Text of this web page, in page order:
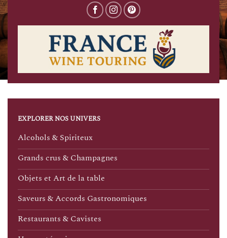
EXPLORER NOS UNIVERS
Alcohols & Spiriteux
Grands crus & Champagnes
Objets et Art de la table
Saveurs & Accords Gastronomiques
Restaurants & Cavistes